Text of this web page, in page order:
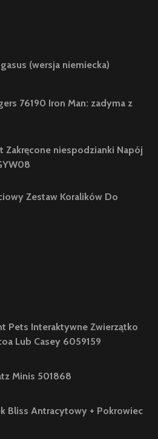
(wersja niemiecka)
76190 Iron Man: zadyma z
Zakręcone niespodzianki Napój
Zestaw Koralików Do
Pets Interaktywne Zwierzątko
Lub Casey 6059159
Minis 501868
Bliss Antracytowy + Pokrowiec